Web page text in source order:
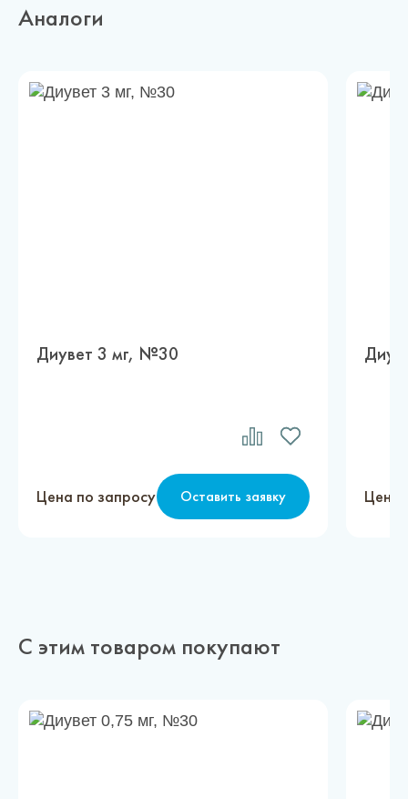
Аналоги
Диувет 3 мг, №30
Цена по запросу Оставить заявку Цена
С этим товаром покупают